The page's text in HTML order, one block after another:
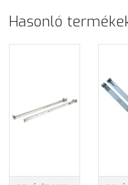
Hasonló